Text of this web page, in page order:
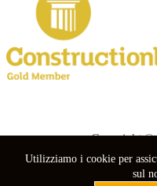
Utilizziamo i cookie per
sul
Copyright ©